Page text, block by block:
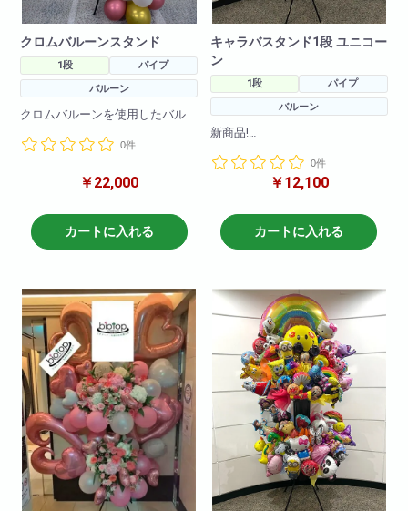
クロムバルーンスタンド
1段
パイプ
バルーン
クロムバルーンを使用したバル
バルーンのお色の変更も可能で
W80
0件
￥22,000
カートに入れる
キャラバスタンド1段 ユニコー
ン
1段
パイプ
バルーン
新商品!
段!様々なキャラクターバルーン
を使ってかわいらしくお作りさ
キャラクターや色目をお伝えい
ただければそのように作成させ
ていただきます!(在庫がない場合
れがないように仕入れはしてお
りますので、当日お急ぎの場合
でも一度お問い合わせ下さいま
0件
￥12,100
カートに入れる